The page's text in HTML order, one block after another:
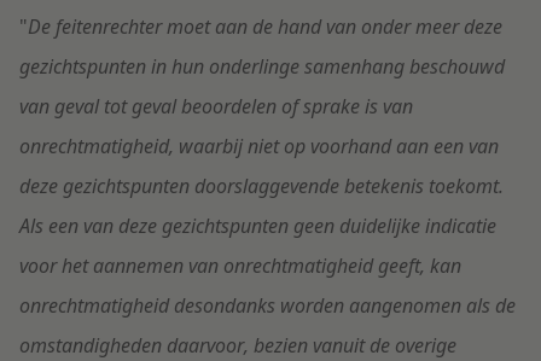
"De feitenrechter moet aan de hand van onder meer deze
gezichtspunten in hun onderlinge samenhang beschouwd
van geval tot geval beoordelen of sprake is van
onrechtmatigheid, waarbij niet op voorhand aan een van
deze gezichtspunten doorslaggevende betekenis toekomt.
Als een van deze gezichtspunten geen duidelijke indicatie
voor het aannemen van onrechtmatigheid geeft, kan
onrechtmatigheid desondanks worden aangenomen als de
omstandigheden daarvoor, bezien vanuit de overige